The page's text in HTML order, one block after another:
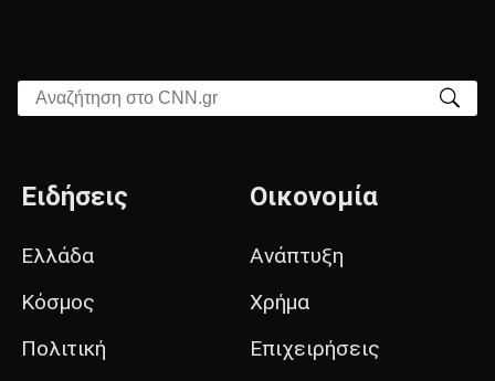
Αναζήτηση στο CNN.gr
Ειδήσεις
Ελλάδα
Κόσμος
Πολιτική
Οικονομία
Ανάπτυξη
Χρήμα
Επιχειρήσεις